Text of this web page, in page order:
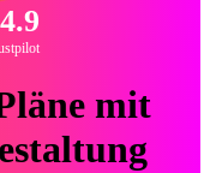
4.9
mit